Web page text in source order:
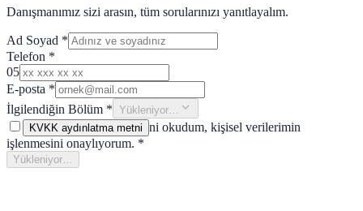
Danışmanımız sizi arasın, tüm sorularınızı yanıtlayalım.
Ad Soyad *
Telefon *
05
E-posta *
İlgilendiğin Bölüm * Yükleniyor…
KVKK aydınlatma metni ni okudum, kişisel verilerimin
işlenmesini onaylıyorum. *
Yükleniyor…